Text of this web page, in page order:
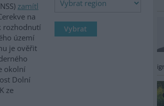
zamítl
na
rozhodnutí
území
je ověřit
okolní
Dolní
ze